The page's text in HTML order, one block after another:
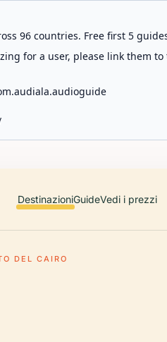
96 countries. Free first 5
for a user, please link them
DestinazioniGuideVedi i prezzi
DEL CAIRO